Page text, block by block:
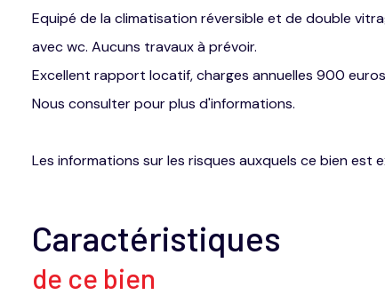
Equipé de la climatisation réversible et de double
avec wc. Aucuns travaux à prévoir.
Excellent rapport locatif, charges annuelles 900
Nous consulter pour plus d'informations.
Les informations sur les risques auxquels ce bien est
Caractéristiques
de ce bien